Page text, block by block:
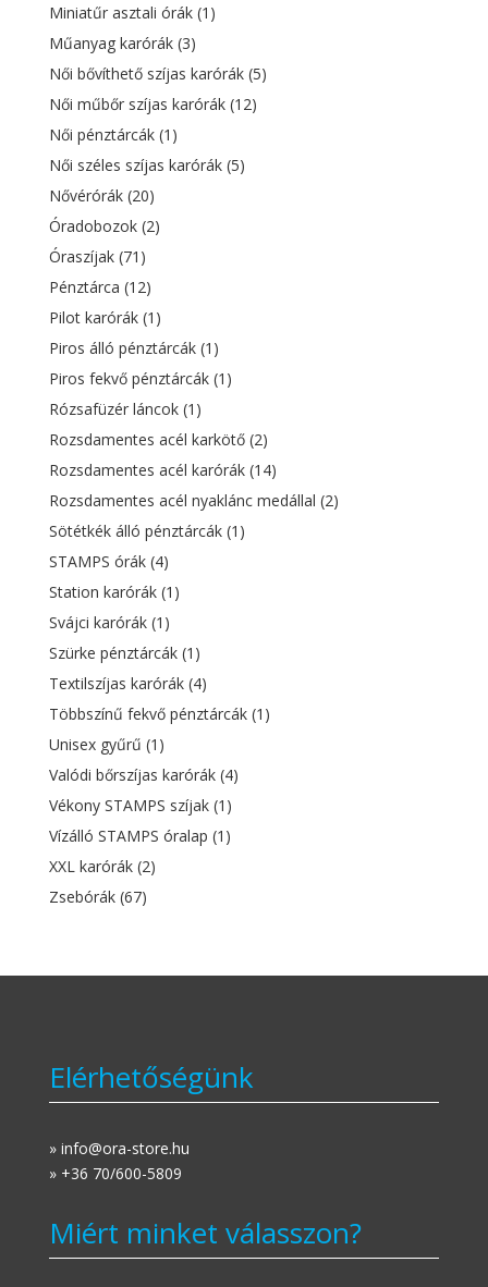
Miniatűr asztali órák (1)
Műanyag karórák (3)
Női bővíthető szíjas karórák (5)
Női műbőr szíjas karórák (12)
Női pénztárcák (1)
Női széles szíjas karórák (5)
Nővérórák (20)
Óradobozok (2)
Óraszíjak (71)
Pénztárca (12)
Pilot karórák (1)
Piros álló pénztárcák (1)
Piros fekvő pénztárcák (1)
Rózsafüzér láncok (1)
Rozsdamentes acél karkötő (2)
Rozsdamentes acél karórák (14)
Rozsdamentes acél nyaklánc medállal (2)
Sötétkék álló pénztárcák (1)
STAMPS órák (4)
Station karórák (1)
Svájci karórák (1)
Szürke pénztárcák (1)
Textilszíjas karórák (4)
Többszínű fekvő pénztárcák (1)
Unisex gyűrű (1)
Valódi bőrszíjas karórák (4)
Vékony STAMPS szíjak (1)
Vízálló STAMPS óralap (1)
XXL karórák (2)
Zsebórák (67)
Elérhetőségünk
» info@ora-store.hu
» +36 70/600-5809
Miért minket válasszon?